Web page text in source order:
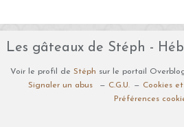
Les gâteaux de Stéph -
Voir le profil de Stéph sur le portail
Signaler un abus
C.G.U.
Cookies
Préférences